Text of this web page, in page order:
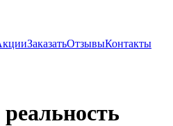
ЗаказатьОтзывыКонтакты